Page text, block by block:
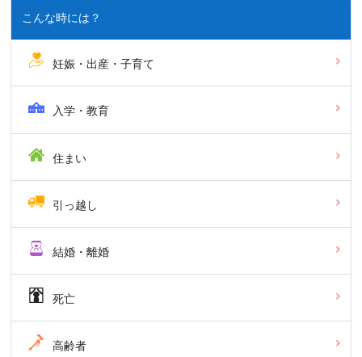
こんな時には？
妊娠・出産・子育て
入学・教育
住まい
引っ越し
結婚・離婚
死亡
高齢者